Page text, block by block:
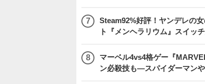
Steam92%好評！ヤンデレの
ト『メンヘラリウム』スイッ
マーベル4vs4格ゲー『
ン必殺技も―スパイダーマン